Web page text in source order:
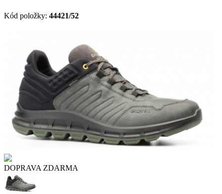
Kód položky: 44421/52
DOPRAVA ZDARMA